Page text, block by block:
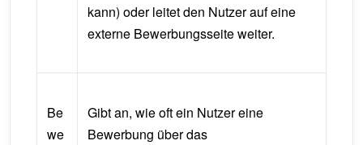
kann) oder leitet den Nutzer auf eine
externe Bewerbungsseite weiter.
Be
we
Gibt an, wie oft ein Nutzer eine
Bewerbung über das